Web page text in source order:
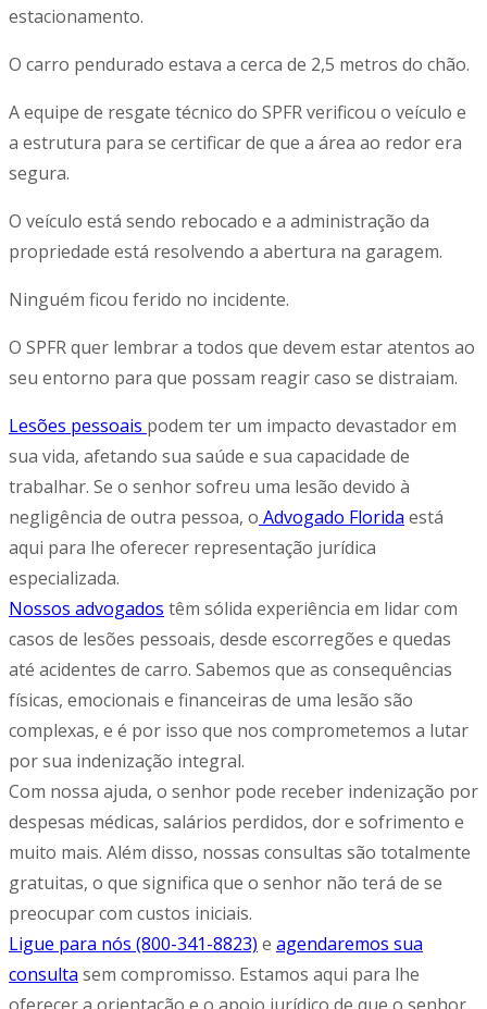
estacionamento.
O carro pendurado estava a cerca de 2,5 metros do chão.
A equipe de resgate técnico do SPFR verificou o veículo e
a estrutura para se certificar de que a área ao redor era
segura.
O veículo está sendo rebocado e a administração da
propriedade está resolvendo a abertura na garagem.
Ninguém ficou ferido no incidente.
O SPFR quer lembrar a todos que devem estar atentos ao
seu entorno para que possam reagir caso se distraiam.
Lesões pessoais podem ter um impacto devastador em
sua vida, afetando sua saúde e sua capacidade de
trabalhar. Se o senhor sofreu uma lesão devido à
negligência de outra pessoa, o Advogado Florida está
aqui para lhe oferecer representação jurídica
especializada.
Nossos advogados têm sólida experiência em lidar com
casos de lesões pessoais, desde escorregões e quedas
até acidentes de carro. Sabemos que as consequências
físicas, emocionais e financeiras de uma lesão são
complexas, e é por isso que nos comprometemos a lutar
por sua indenização integral.
Com nossa ajuda, o senhor pode receber indenização por
despesas médicas, salários perdidos, dor e sofrimento e
muito mais. Além disso, nossas consultas são totalmente
gratuitas, o que significa que o senhor não terá de se
preocupar com custos iniciais.
Ligue para nós (800-341-8823) e agendaremos sua
consulta sem compromisso. Estamos aqui para lhe